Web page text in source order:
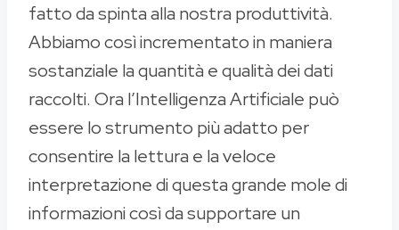
fatto da spinta alla nostra produttività.
Abbiamo così incrementato in maniera
sostanziale la quantità e qualità dei dati
raccolti. Ora l’Intelligenza Artificiale può
essere lo strumento più adatto per
consentire la lettura e la veloce
interpretazione di questa grande mole di
informazioni così da supportare un